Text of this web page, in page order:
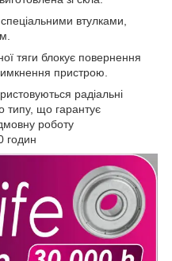
втулками,
тяги блокує повернення
пристрою.
радіальні
типу, що гарантує
роботу
годин